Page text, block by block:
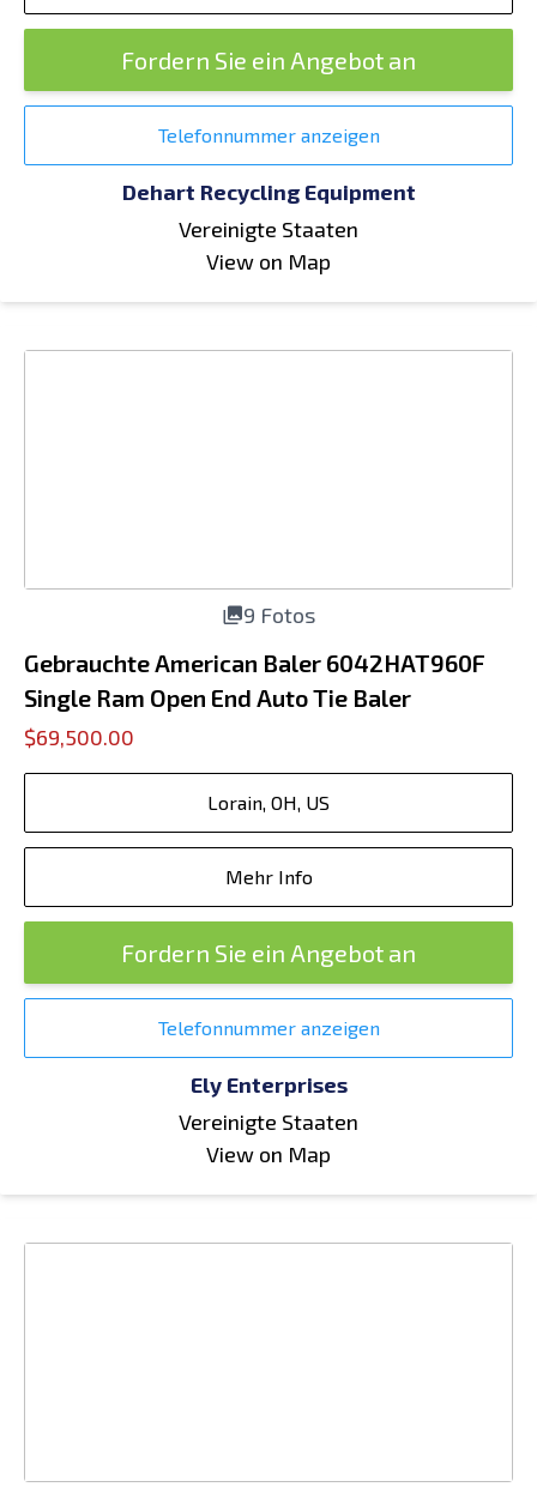
Fordern Sie ein Angebot an
Telefonnummer anzeigen
Dehart Recycling Equipment
Vereinigte Staaten
View on Map
9 Fotos
Gebrauchte American Baler 6042HAT960F
Single Ram Open End Auto Tie Baler
$69,500.00
Lorain, OH, US
Mehr Info
Fordern Sie ein Angebot an
Telefonnummer anzeigen
Ely Enterprises
Vereinigte Staaten
View on Map